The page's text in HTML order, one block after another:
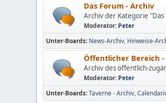
Das Forum - Archiv
Archiv der Kategorie "Das
Moderator: Peter
Unter-Boards News-Archiv Hinweise-
Öffentlicher Bereich
Archiv des öffentlich-
Moderator: Peter
Unter-Boards Taverne - Archiv